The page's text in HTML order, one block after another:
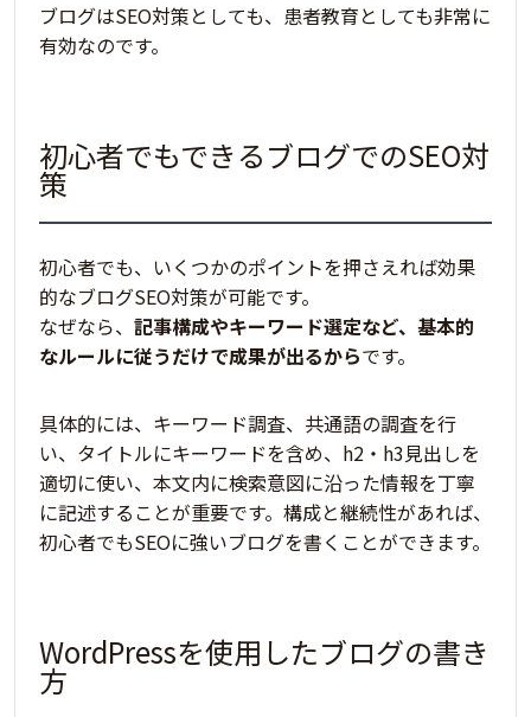
ブログはSEO対策としても、患者教育としても非常に
有効なのです。
初心者でもできるブログでのSEO対
策
初心者でも、いくつかのポイントを押さえれば効果
的なブログSEO対策が可能です。
なぜなら、 記事構成やキーワード選定など、基本的
なルールに従うだけで成果が出るからです。
具体的には、 キーワード調査、共通語の調査を行
い、 タイトルにキーワードを含め、h2・h3見出しを
適切に使い、本文内に検索意図に沿った情報を丁寧
に記述することが重要です。構成と継続性があれば、
初心者でもSEOに強いブログを書くことができます。
WordPressを使用したブログの書き
方